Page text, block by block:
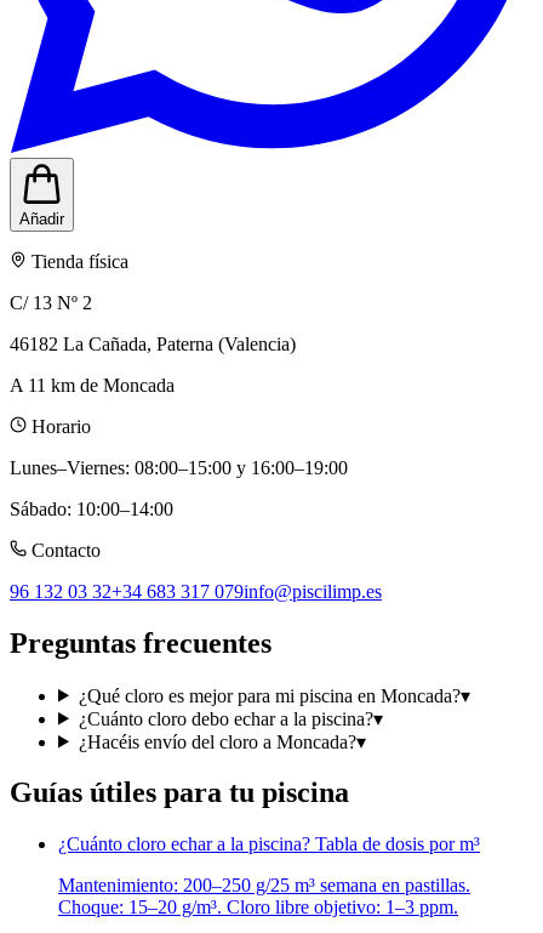
Añadir
Tienda física
C/ 13 Nº 2
46182 La Cañada, Paterna (Valencia)
A 11 km de Moncada
Horario
Lunes–Viernes: 08:00–15:00 y 16:00–19:00
Sábado: 10:00–14:00
Contacto
96 132 03 32+34 683 317 079info@piscilimp.es
Preguntas frecuentes
¿Qué cloro es mejor para mi piscina en Moncada?▾
¿Cuánto cloro debo echar a la piscina?▾
¿Hacéis envío del cloro a Moncada?▾
Guías útiles para tu piscina
¿Cuánto cloro echar a la piscina? Tabla de dosis por m³
Mantenimiento: 200–250 g/25 m³ semana en pastillas.
Choque: 15–20 g/m³. Cloro libre objetivo: 1–3 ppm.